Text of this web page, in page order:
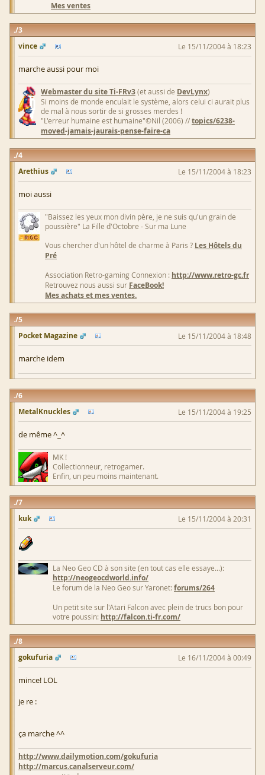
Mes ventes
3
vince
Le 15/11/2004 à 18:23
marche aussi pour moi
Webmaster du site Ti-FRv3(et aussi de DevLynx)
Si moins de monde enculait le système, alors celui ci aurait plus
de mal à nous sortir de si grosses merdes !
"L'erreur humaine est humaine"©Nil (2006) //topics/6238-
moved-jamais-jaurais-pense-faire-ca
4
Arethius
Le 15/11/2004 à 18:23
moi aussi
"Baissez les yeux mon divin père, je ne suis qu'un grain de
poussière" La Fille d'Octobre - Sur ma Lune
Vous chercher d'un hôtel de charme à Paris ? Les Hôtels du
Pré
Association Retro-gaming Connexion : http://www.retro-gc.fr
Retrouvez nous aussi sur FaceBook!
Mes achats et mes ventes.
5
Pocket Magazine
Le 15/11/2004 à 18:48
marche idem
6
MetalKnuckles
Le 15/11/2004 à 19:25
de même ^_^
MK !
Collectionneur, retrogamer.
Enfin, un peu moins maintenant.
7
kuk
Le 15/11/2004 à 20:31
La Neo Geo CD à son site (en tout cas elle essaye...):
http://neogeocdworld.info/
Le forum de la Neo Geo sur Yaronet:forums/264
Un petit site sur l'Atari Falcon avec plein de trucs bon pour
votre poussin: http://falcon.ti-fr.com/
8
gokufuria
Le 16/11/2004 à 00:49
mince! LOL
je re :
ça marche ^^
http://www.dailymotion.com/gokufuria
http://marcus.canalserveur.com/